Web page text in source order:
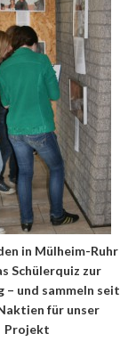
in Mülheim-Ruhr
Schülerquiz zur
– und sammeln seit
für unser
Projekt